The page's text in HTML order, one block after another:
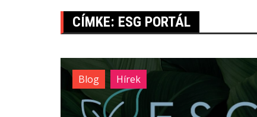
CÍMKE: ESG PORTÁL
Blog Hírek